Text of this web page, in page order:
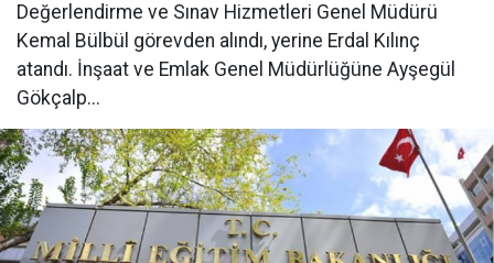
Değerlendirme ve Sınav Hizmetleri Genel Müdürü
Kemal Bülbül görevden alındı, yerine Erdal Kılınç
atandı. İnşaat ve Emlak Genel Müdürlüğüne Ayşegül
Gökçalp...